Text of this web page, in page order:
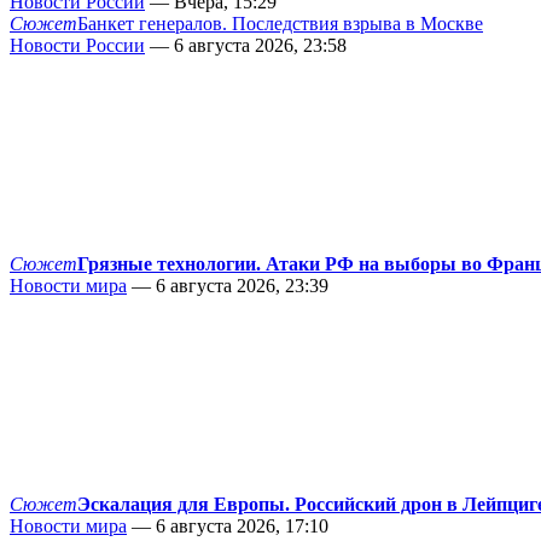
СюжетБанкет генералов. Последствия взрыва в Москве
Новости России — 6 августа 2026, 23:58
СюжетГрязные технологии. Атаки РФ на выборы во
Новости мира — 6 августа 2026, 23:39
СюжетЭскалация для Европы. Российский дрон в
Новости мира — 6 августа 2026, 17:10